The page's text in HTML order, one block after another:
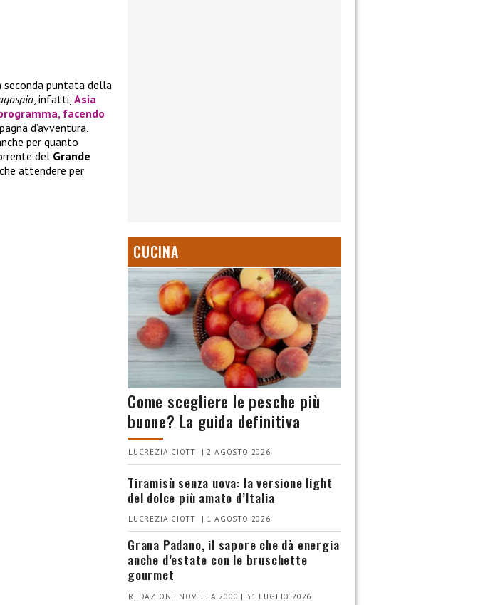
seconda puntata della
, infatti, Asia
facendo
d’avventura,
per quanto
del Grande
attendere per
CUCINA
Come scegliere le pesche più
buone? La guida definitiva
LUCREZIA CIOTTI | 2 AGOSTO 2026
Tiramisù senza uova: la versione light
del dolce più amato d’Italia
LUCREZIA CIOTTI | 1 AGOSTO 2026
Grana Padano, il sapore che dà energia
anche d’estate con le bruschette
gourmet
REDAZIONE NOVELLA 2000 | 31 LUGLIO 2026